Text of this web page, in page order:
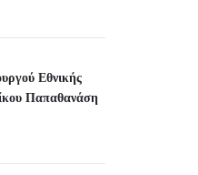
Εθνικής
Παπαθανάση